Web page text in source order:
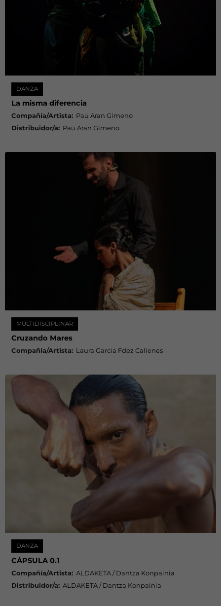
DANZA
La misma diferencia
Compañía/Artista: Pau Aran Gimeno
Distribuidor/a: Pau Aran Gimeno
MULTIDISCIPLINAR
Cruzando Mares
Compañía/Artista: Laura Garcia Fdez Calienes
DANZA
CÁPSULA 0.1
Compañía/Artista: ALDAKETA / Dantza Konpainia
Distribuidor/a: ALDAKETA / Dantza Konpainia